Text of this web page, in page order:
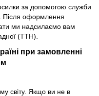
за допомогою служби
Після оформлення
ми надсилаємо вам
(ТТН).
при замовленні
світу. Якщо ви не в